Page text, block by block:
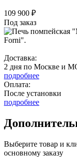
109 900 ₽
Под заказ
Доставка:
2 дня по Москве и
подробнее
Оплата:
После установки
подробнее
Выберите товар и
основному заказу